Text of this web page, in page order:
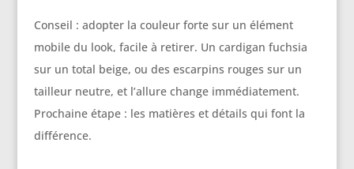
Conseil : adopter la couleur forte sur un élément
mobile du look, facile à retirer. Un cardigan fuchsia
sur un total beige, ou des escarpins rouges sur un
tailleur neutre, et l’allure change immédiatement.
Prochaine étape : les matières et détails qui font la
différence.